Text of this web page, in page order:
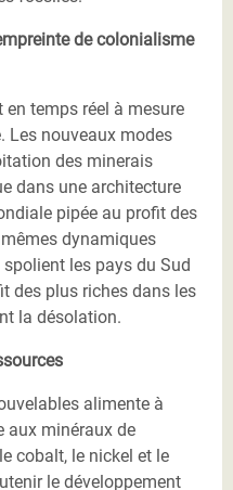
de colonialisme
temps réel à mesure
Les nouveaux modes
des minerais
dans une architecture
pipée au profit des
dynamiques
les pays du Sud
des plus riches dans les
la désolation.
alimente à
aux minéraux de
cobalt, le nickel et le
le développement